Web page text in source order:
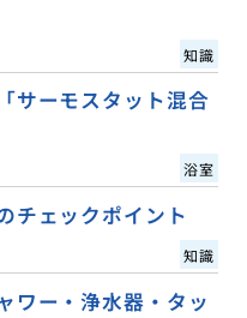
知識
サーモスタット混合
浴室
チェックポイント
知識
ワー・浄水器・タッ